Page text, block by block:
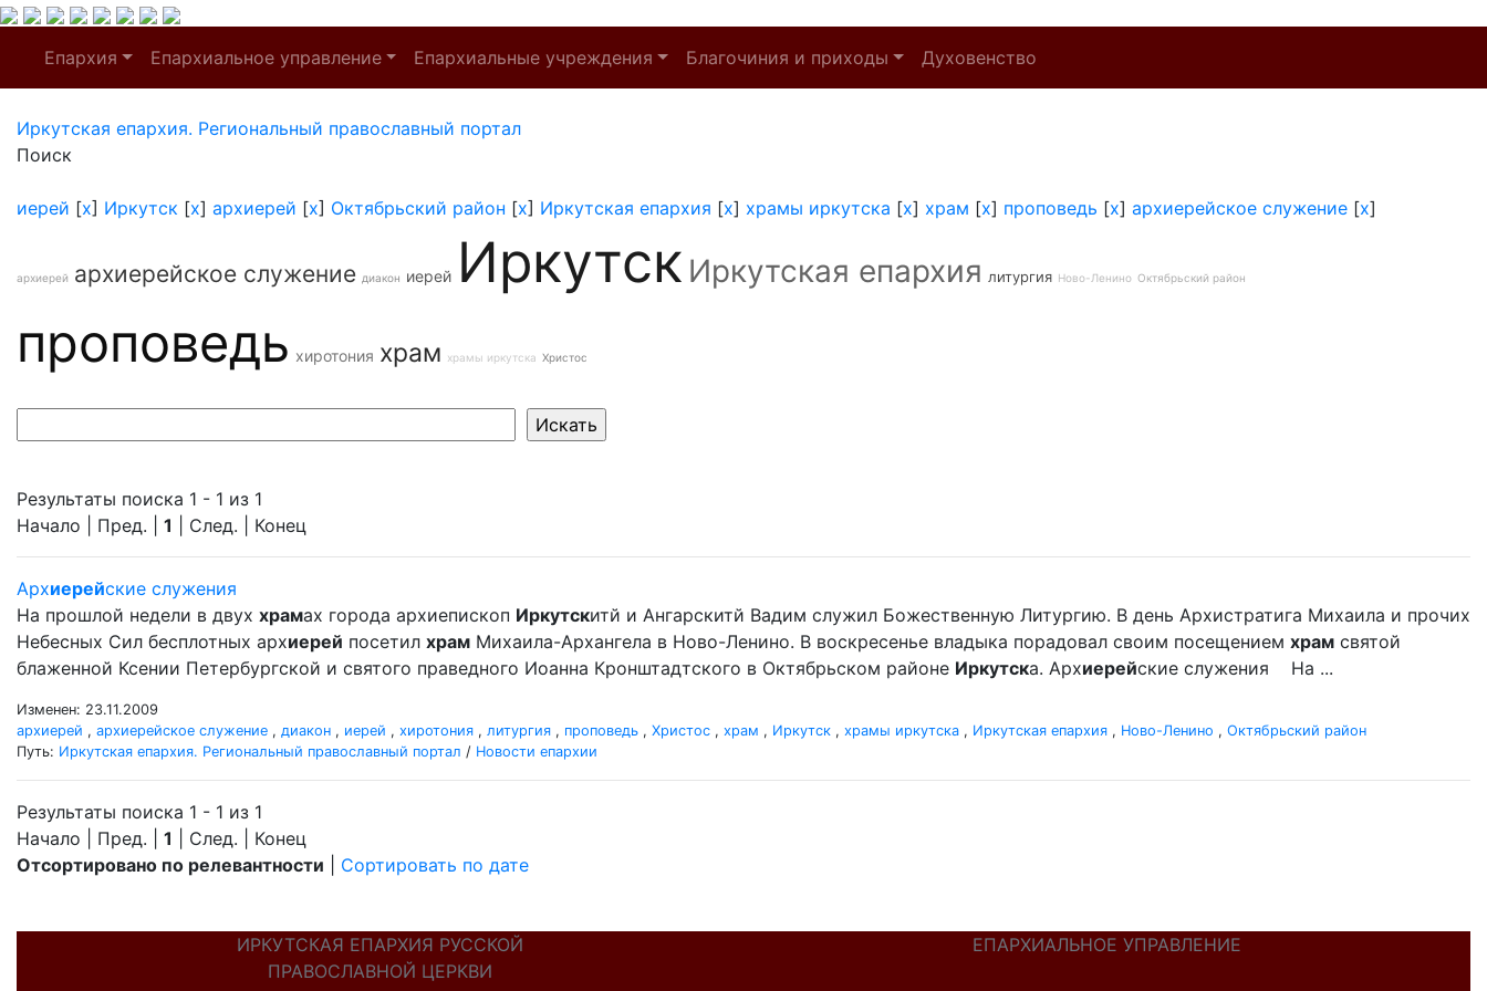
Епархия Епархиальное управление Епархиальные учреждения Благочиния и приходы Духовенство
Иркутская епархия. Региональный православный портал
Поиск
иерей [x] Иркутск [x] архиерей [x] Октябрьский район [x] Иркутская епархия [x] храмы иркутска [x] храм [x] проповедь [x] архиерейское служение [x]
архиерей архиерейское служение диакон иерей Иркутск Иркутская епархия литургия Ново-Ленино Октябрьский район
проповедь хиротония храм храмы иркутска Христос
Результаты поиска 1 - 1 из 1
Начало | Пред. | 1 | След. | Конец
Архиерейские служения
На прошлой недели в двух храмах города архиепископ Иркутскитй и Ангарскитй Вадим служил Божественную Литургию. В день Архистратига Михаила и прочих
Небесных Сил бесплотных архиерей посетил храм Михаила-Архангела в Ново-Ленино. В воскресенье владыка порадовал своим посещением храм святой
блаженной Ксении Петербургской и святого праведного Иоанна Кронштадтского в Октябрьском районе Иркутска. Архиерейские служения На ...
Изменен: 23.11.2009
архиерей , архиерейское служение , диакон , иерей , хиротония , литургия , проповедь , Христос , храм , Иркутск , храмы иркутска , Иркутская епархия , Ново-Ленино , Октябрьский район
Путь: Иркутская епархия. Региональный православный портал / Новости епархии
Результаты поиска 1 - 1 из 1
Начало | Пред. | 1 | След. | Конец
Отсортировано по релевантности
Сортировать по дате
ИРКУТСКАЯ ЕПАРХИЯ РУССКОЙ
ПРАВОСЛАВНОЙ ЦЕРКВИ
ЕПАРХИАЛЬНОЕ УПРАВЛЕНИЕ